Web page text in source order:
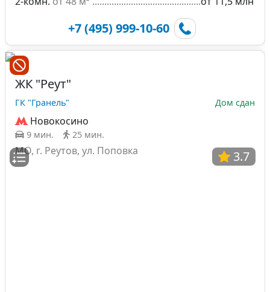
+7 (495) 999-10-60
3.7
ЖК "Реут"
ГК "Гранель" Дом сдан
Новокосино
9 мин. 25 мин.
МО, г. Реутов, ул. Поповка